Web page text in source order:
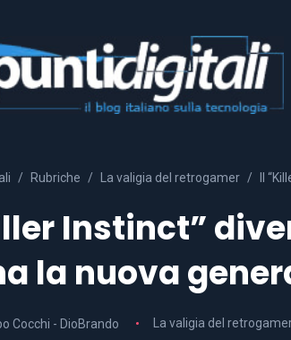
Rubriche La valigia del retrogamer Il
Instinct”
la nuova
Cocchi - DioBrando La valigia del retrogamer